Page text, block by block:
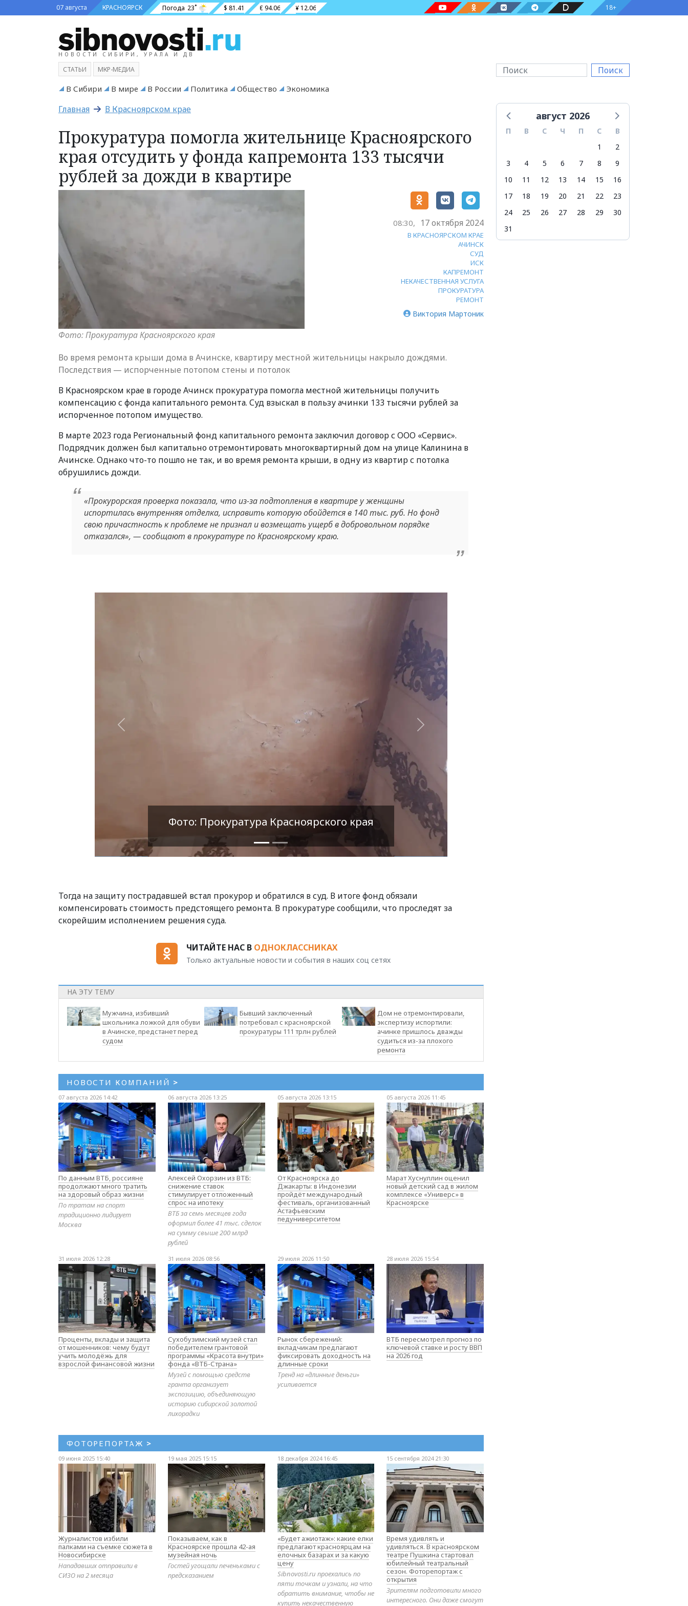
07 августа КРАСНОЯРСК Погода 23˚ $ 81.41 € 94.06 ¥ 12.06 18+
НОВОСТИ СИБИРИ, УРАЛА И ДВ
Поиск
СТАТЬИ МКР-МЕДИА
В Сибири В мире В России Политика Общество Экономика
Главная В Красноярском крае
Прокуратура помогла жительнице Красноярского
края отсудить у фонда капремонта 133 тысячи
рублей за дожди в квартире
Фото: Прокуратура Красноярского края
08:30, 17 октября 2024
В КРАСНОЯРСКОМ КРАЕ
АЧИНСК
СУД
ИСК
КАПРЕМОНТ
НЕКАЧЕСТВЕННАЯ УСЛУГА
ПРОКУРАТУРА
РЕМОНТ
Виктория Мартоник
Во время ремонта крыши дома в Ачинске, квартиру местной жительницы накрыло дождями.
Последствия — испорченные потопом стены и потолок
В Красноярском крае в городе Ачинск прокуратура помогла местной жительницы получить
компенсацию с фонда капитального ремонта. Суд взыскал в пользу ачинки 133 тысячи рублей за
испорченное потопом имущество.
В марте 2023 года Региональный фонд капитального ремонта заключил договор с ООО «Сервис».
Подрядчик должен был капитально отремонтировать многоквартирный дом на улице Калинина в
Ачинске. Однако что-то пошло не так, и во время ремонта крыши, в одну из квартир с потолка
обрушились дожди.
«Прокурорская проверка показала, что из-за подтопления в квартире у женщины
испортилась внутренняя отделка, исправить которую обойдется в 140 тыс. руб. Но фонд
свою причастность к проблеме не признал и возмещать ущерб в добровольном порядке
отказался», — сообщают в прокуратуре по Красноярскому краю.
Фото: Прокуратура Красноярского края
Назад Вперед
Тогда на защиту пострадавшей встал прокурор и обратился в суд. В итоге фонд обязали
компенсировать стоимость предстоящего ремонта. В прокуратуре сообщили, что проследят за
скорейшим исполнением решения суда.
ЧИТАЙТЕ НАС В ОДНОКЛАССНИКАХ
Только актуальные новости и события в наших соц сетях
НА ЭТУ ТЕМУ
Мужчина, избивший
школьника ложкой для обуви
в Ачинске, предстанет перед
судом
Бывший заключенный
потребовал с красноярской
прокуратуры 111 трлн рублей
Дом не отремонтировали,
экспертизу испортили:
ачинке пришлось дважды
судиться из-за плохого
ремонта
НОВОСТИ КОМПАНИЙ >
07 августа 2026 14:42
По данным ВТБ, россияне
продолжают много тратить
на здоровый образ жизни
По тратам на спорт
традиционно лидирует
Москва
06 августа 2026 13:25
Алексей Охорзин из ВТБ:
снижение ставок
стимулирует отложенный
спрос на ипотеку
ВТБ за семь месяцев года
оформил более 41 тыс. сделок
на сумму свыше 200 млрд
рублей
05 августа 2026 13:15
От Красноярска до
Джакарты: в Индонезии
пройдёт международный
фестиваль, организованный
Астафьевским
педуниверситетом
05 августа 2026 11:45
Марат Хуснуллин оценил
новый детский сад в жилом
комплексе «Универс» в
Красноярске
31 июля 2026 12:28
Проценты, вклады и защита
от мошенников: чему будут
учить молодёжь для
взрослой финансовой жизни
31 июля 2026 08:56
Сухобузимский музей стал
победителем грантовой
программы «Красота внутри»
фонда «ВТБ-Страна»
Музей с помощью средств
гранта организует
экспозицию, объединяющую
историю сибирской золотой
лихорадки
29 июля 2026 11:50
Рынок сбережений:
вкладчикам предлагают
фиксировать доходность на
длинные сроки
Тренд на «длинные деньги»
усиливается
28 июля 2026 15:54
ВТБ пересмотрел прогноз по
ключевой ставке и росту ВВП
на 2026 год
ФОТОРЕПОРТАЖ >
09 июня 2025 15:40
Журналистов избили
палками на съемке сюжета в
Новосибирске
Нападавших отправили в
СИЗО на 2 месяца
19 мая 2025 15:15
Показываем, как в
Красноярске прошла 42-ая
музейная ночь
Гостей угощали печеньками с
предсказанием
18 декабря 2024 16:45
«Будет ажиотаж»: какие елки
предлагают красноярцам на
елочных базарах и за какую
цену
Sibnovosti.ru проехались по
пяти точкам и узнали, на что
обратить внимание, чтобы не
купить некачественную
15 сентября 2024 21:30
Время удивлять и
удивляться. В красноярском
театре Пушкина стартовал
юбилейный театральный
сезон. Фоторепортаж с
открытия
Зрителям подготовили много
интересного. Они даже смогут
август 2026
П В С Ч П С
В
1
2
3
4 5 6 7 8
9
10
11 12 13 14 15
16
17
18 19 20 21 22
23
24
25 26 27 28 29
30
31